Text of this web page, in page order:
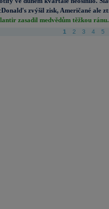
zvýšil zisk, Američané ale
zasadil medvědům těžkou
1 2 3 4 5